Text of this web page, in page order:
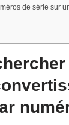
de série sur